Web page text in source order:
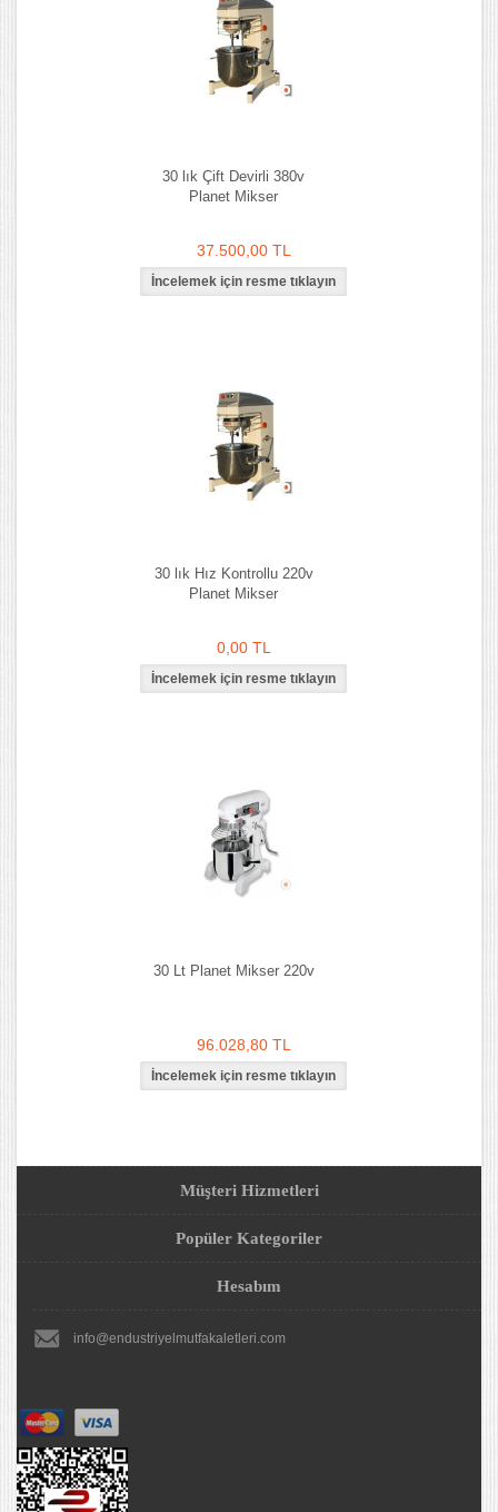
30 lık Çift Devirli 380v
Planet Mikser
37.500,00 TL
30 lık Hız Kontrollu 220v
Planet Mikser
0,00 TL
30 Lt Planet Mikser 220v
96.028,80 TL
Müşteri Hizmetleri
Popüler Kategoriler
Hesabım
info@endustriyelmutfakaletleri.com